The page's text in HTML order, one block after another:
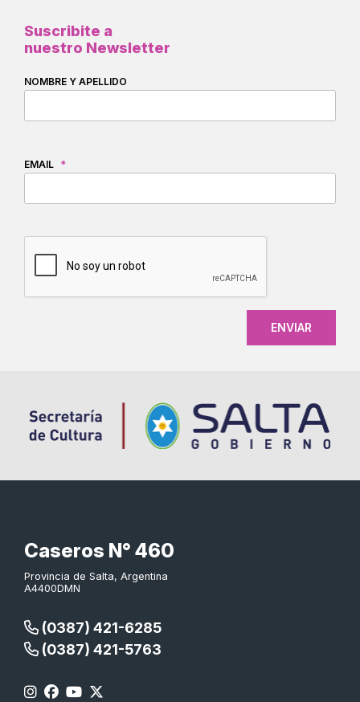
Suscribite a
nuestro Newsletter
NOMBRE Y APELLIDO
EMAIL *
Caseros N° 460
Provincia de Salta, Argentina
A4400DMN
(0387) 421-6285
(0387) 421-5763